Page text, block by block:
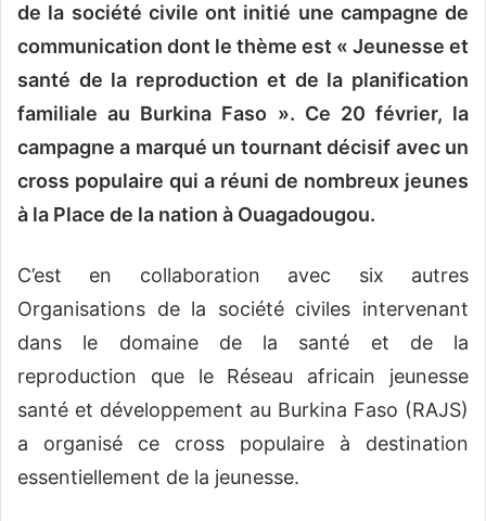
de la société civile ont initié une campagne de
communication dont le thème est « Jeunesse et
santé de la reproduction et de la planification
familiale au Burkina Faso ». Ce 20 février, la
campagne a marqué un tournant décisif avec un
cross populaire qui a réuni de nombreux jeunes
à la Place de la nation à Ouagadougou.
C’est en collaboration avec six autres
Organisations de la société civiles intervenant
dans le domaine de la santé et de la
reproduction que le Réseau africain jeunesse
santé et développement au Burkina Faso (RAJS)
a organisé ce cross populaire à destination
essentiellement de la jeunesse.